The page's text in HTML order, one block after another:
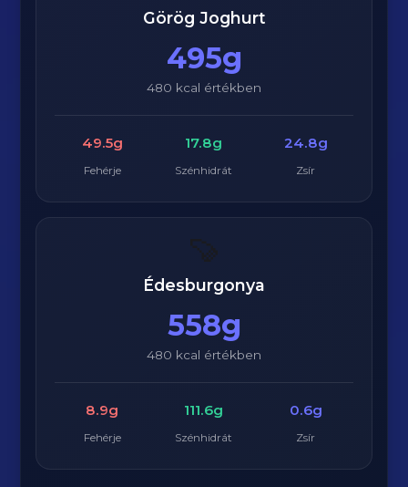
Görög Joghurt
495g
480 kcal értékben
49.5g
Fehérje
17.8g
Szénhidrát
24.8g
Zsír
Édesburgonya
558g
480 kcal értékben
8.9g
Fehérje
111.6g
Szénhidrát
0.6g
Zsír